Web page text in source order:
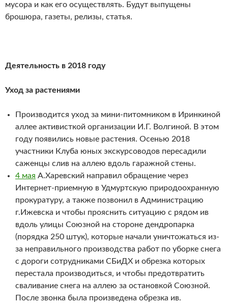
мусора и как его осуществлять. Будут выпущены
брошюра, газеты, релизы, статья.
Деятельность в 2018 году
Уход за растениями
Производится уход за мини-питомником в Иринкиной
аллее активисткой организации И.Г. Волгиной. В этом
году появились новые растения. Осенью 2018
участники Клуба юных экскурсоводов пересадили
саженцы слив на аллею вдоль гаражной стены.
4 мая А.Харевский направил обращение через
Интернет-приемную в Удмуртскую природоохранную
прокуратуру, а также позвонил в Администрацию
г.Ижевска и чтобы прояснить ситуацию с рядом ив
вдоль улицы Союзной на стороне дендропарка
(порядка 250 штук), которые начали уничтожаться из-
за неправильного производства работ по уборке снега
с дороги сотрудниками СБиДХ и обрезка которых
перестала производиться, и чтобы предотвратить
сваливание снега на аллею за остановкой Союзной.
После звонка была произведена обрезка ив.